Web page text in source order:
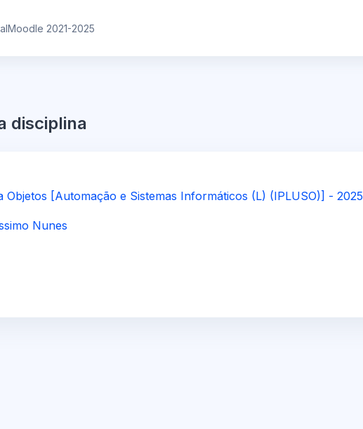
Moodle 2021-2025
disciplina
Objetos [Automação e Sistemas Informáticos (L) (IPLUSO)] - 2025
Nunes